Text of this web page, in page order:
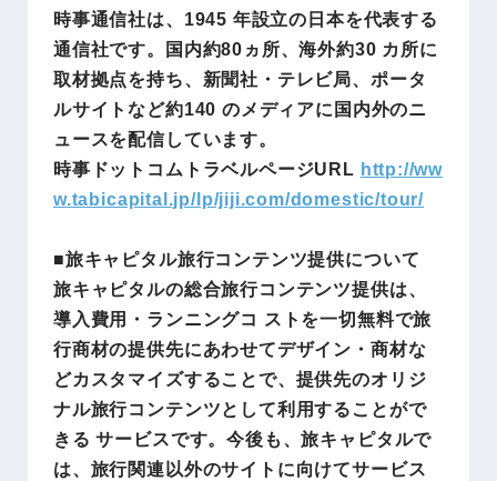
時事通信社は、1945 年設立の日本を代表する
通信社です。国内約80ヵ所、海外約30 カ所に
取材拠点を持ち、新聞社・テレビ局、ポータ
ルサイトなど約140 のメディアに国内外のニ
ュースを配信しています。
時事ドットコムトラベルページURL http://ww
w.tabicapital.jp/lp/jiji.com/domestic/tour/
■旅キャピタル旅行コンテンツ提供について
旅キャピタルの総合旅行コンテンツ提供は、
導入費用・ランニングコ ストを一切無料で旅
行商材の提供先にあわせてデザイン・商材な
どカスタマイズすることで、提供先のオリジ
ナル旅行コンテンツとして利用することがで
きる サービスです。今後も、旅キャピタルで
は、旅行関連以外のサイトに向けてサービス